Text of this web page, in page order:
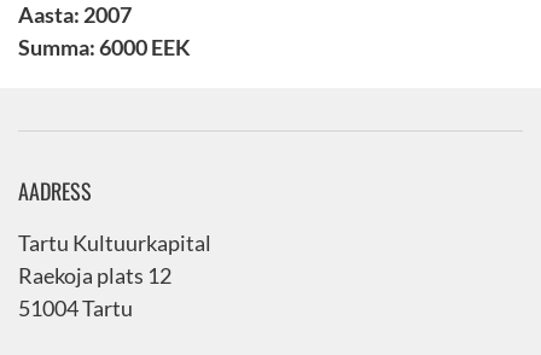
Aasta: 2007
Summa: 6000 EEK
AADRESS
Tartu Kultuurkapital
Raekoja plats 12
51004 Tartu